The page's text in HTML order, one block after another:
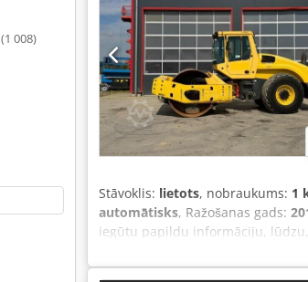
(1 008)
Stāvoklis: lietots, nobraukums: 1
automātisks, Ražošanas gads:
iegūtu papildu informāciju, lūdzu,
gads: 2013, darba stundas: 6
tukšsvars: 19 200 kg,